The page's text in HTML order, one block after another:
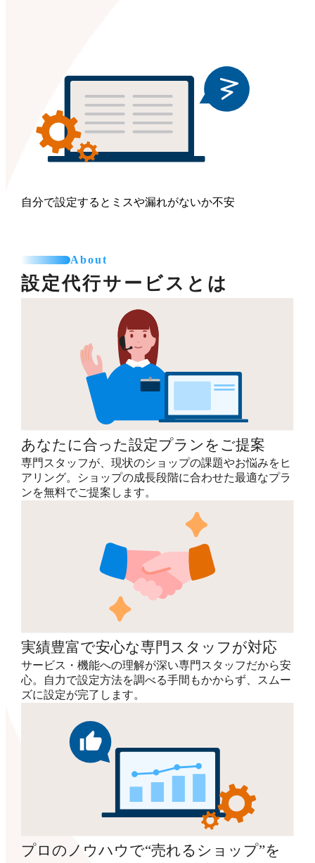
自分で設定するとミスや漏れがないか不安
About
設定代行サービスとは
あなたに合った設定プランをご提案
専門スタッフが、現状のショップの課題やお悩みをヒ
アリング。ショップの成長段階に合わせた最適なプラ
ンを無料でご提案します。
実績豊富で安心な専門スタッフが対応
サービス・機能への理解が深い専門スタッフだから安
心。自力で設定方法を調べる手間もかからず、スムー
ズに設定が完了します。
プロのノウハウで“売れるショップ”を